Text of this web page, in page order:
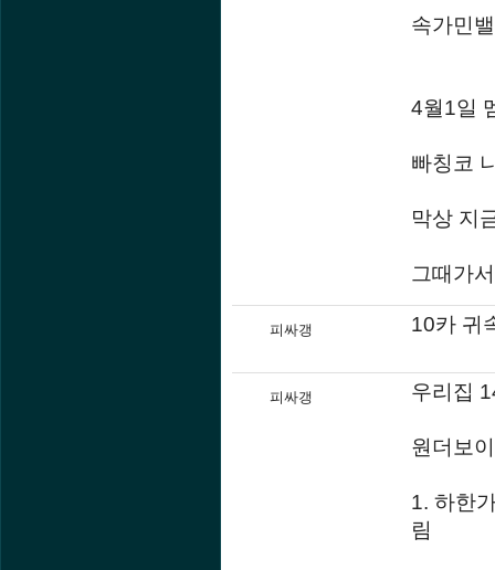
속가민
4월1일
빠칭코
막상 지
그때가
피싸갱 10카 귀
피싸갱 우리집
원더보
1. 하한
림